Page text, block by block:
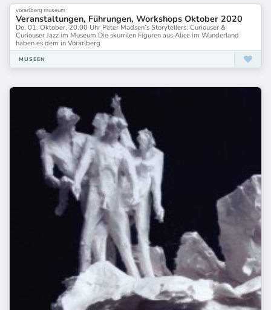
Museum Moderner Kunst Wörlen Passau
Museum Morsborich
Museum Morsbroich/ Leverkusen
Museum Morsbroich Leverkusen
Museum Ostwall
Museum Penzberg - Sammlung Campendonk
Museum Peter August Böckstiegel
Museum Rietberg Kunst der Welt Zürich
Museum Rietberg Zürich
Museum Schloss Hellenstein
Museum Schloss Moyland
Museum Schloss Moyland/ Bedburg-Hau
Museum Schwedenspeicher Stade
Museum St. Wendel
Museum Tinguely Basel
Museum Villa Rot
Museum Wiesbaden
Museum Wilhelm Morgner
Museum Zentrum für verfolgte Künste Solingen
Museum der Havelländischen Malerkolonie
Museum der Havelländischen Malerkolonie Schwielowsee / Ferch
Museum der Moderne Salzburg
Museum der Westküste
Museum für Angewandte Kunst Gera
vorarlberg museum
Veranstaltungen, Führungen, Workshops Oktober 2020
Do, 01. Oktober, 20.00 Uhr Peter Madsen’s Storytellers: Curiouser &
Curiouser Jazz im Museum Die skurrilen Figuren aus Alice im Wunderland
haben es dem in Vorarlberg
MUSEEN